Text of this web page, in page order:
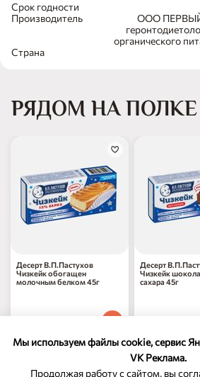
Мы используем файлы cookie, сервис
VK Реклама.
Продолжая работу с сайтом, вы
Срок годности
Производитель
ООО
органического
Страна
РЯДОМ НА ПОЛКЕ
Десерт В.П.Пастухов
Чизкейк обогащен
молочным белком 45г
Десерт
Чизкейк
сахара 45г